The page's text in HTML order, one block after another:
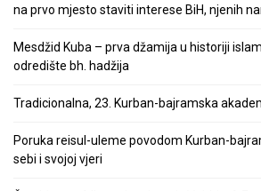
na prvo mjesto staviti interese BiH, njenih
Mesdžid Kuba – prva džamija u historiji
odredište bh. hadžija
Tradicionalna, 23. Kurban-bajramska
Poruka reisul-uleme povodom Kurban-
sebi i svojoj vjeri